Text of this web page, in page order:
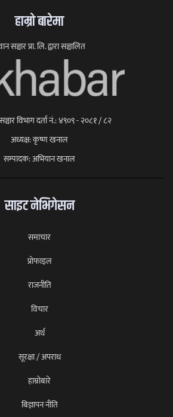
हाम्राे बारेमा
सञ्चार प्रा. लि. द्वारा सञ्चालित
विभाग दर्ता नं.: ४९०९ - २०८१ / ८२
अध्यक्ष: कृष्ण खनाल
सम्पादक: अभियान खनाल
साइट नेभिगेसन
समाचार
प्राेफाइल
राजनीति
विचार
अर्थ
सूरक्षा / अपराध
हाम्रोबारे
बिज्ञापन नीति